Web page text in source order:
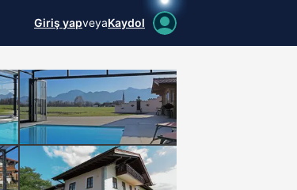
Giriş yapveyaKaydol